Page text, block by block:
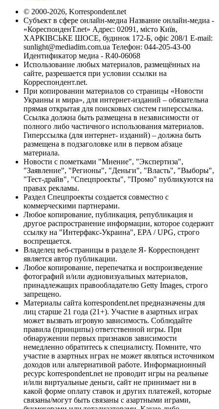
© 2000-2026, Korrespondent.net
Субъект в сфере онлайн-медиа Название онлайн-медиа -
«КореспонденТ.net» Адрес: 02091, місто Київ,
ХАРКІВСЬКЕ ШОСЕ, будинок 172-Б, офіс 208/1 E-mail:
sunlight@mediadim.com.ua Телефон: 044-205-43-00
Идентификатор медиа - R40-06068
Использование любых материалов, размещённых на
сайте, разрешается при условии ссылки на
Корреспондент.net.
При копировании материалов со страницы «Новости
Украины и мира», для интернет-изданий – обязательна
прямая открытая для поисковых систем гиперссылка.
Ссылка должна быть размещена в независимости от
полного либо частичного использования материалов.
Гиперссылка (для интернет- изданий) – должна быть
размещена в подзаголовке или в первом абзаце
материала.
Новости с пометками "Мнение", "Экспертиза",
"Заявление", "Регионы", "Деньги", "Власть", "Выборы",
"Тест-драйв", "Спецпроекты", "Промо" публикуются на
правах рекламы.
Раздел Спецпроекты создается совместно с
коммерческими партнерами.
Любое копирование, публикация, републикация и
другое распространение информации, которое содержит
ссылку на "Интерфакс-Украина", EPA / UPG, строго
воспрещается.
Владелец веб-страницы в разделе Я- Корреспондент
является автор публикации.
Любое копирование, перепечатка и воспроизведение
фотографий и/или аудиовизуальных материалов,
принадлежащих правообладателю Getty Images, строго
запрещено.
Материалы сайта korrespondent.net предназначены для
лиц старше 21 года (21+). Участие в азартных играх
может вызвать игровую зависимость. Соблюдайте
правила (принципы) ответственной игры. При
обнаружении первых признаков зависимости
немедленно обратитесь к специалисту. Помните, что
участие в азартных играх не может являться источником
доходов или альтернативой работе. Информационный
ресурс korrespondent.net не проводит игры на реальные
и/или виртуальные деньги, сайт не принимает ни в
какой форме оплату ставок и других платежей, которые
связаны/могут быть связаны с азартными играми,